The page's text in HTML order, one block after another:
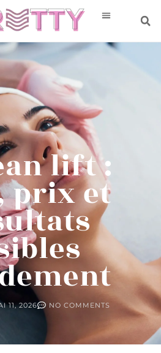
lift :
prix et
11, 2026 NO COMMENTS